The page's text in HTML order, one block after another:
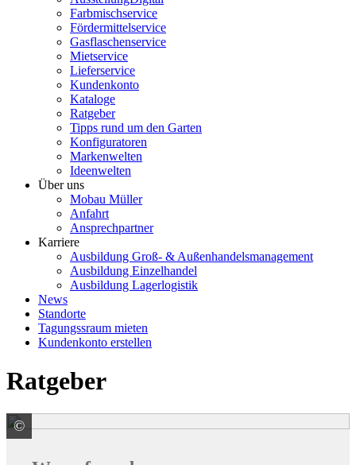
Farbmischservice
Fördermittelservice
Gasflaschenservice
Mietservice
Lieferservice
Kundenkonto
Kataloge
Ratgeber
Tipps rund um den Garten
Konfiguratoren
Markenwelten
Ideenwelten
Über uns
Mobau Müller
Anfahrt
Ansprechpartner
Karriere
Ausbildung Groß- & Außenhandelsmanagement
Ausbildung Einzelhandel
Ausbildung Lagerlogistik
News
Standorte
Tagungssraum mieten
Kundenkonto erstellen
Ratgeber
© Knauf Gips KG